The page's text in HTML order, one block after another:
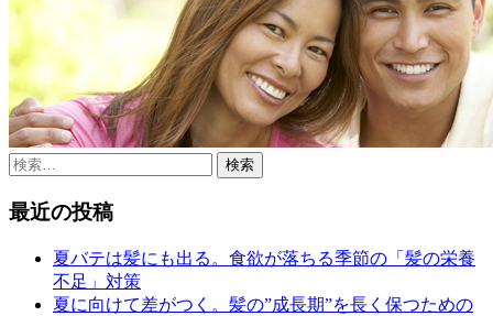
検
最近の投稿
夏バテは髪にも出る。食欲が落ちる季節の「髪の栄養
不足」対策
夏に向けて差がつく。髪の”成長期”を長く保つための